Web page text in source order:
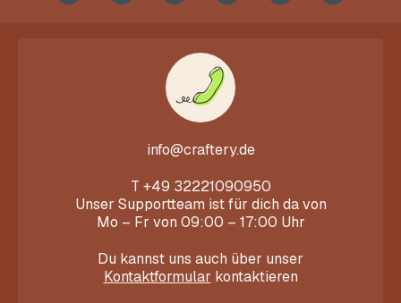
info@craftery.de
T +49 32221090950
Unser Supportteam ist für dich da von
Mo – Fr von 09:00 – 17:00 Uhr
Du kannst uns auch über unser
Kontaktformular kontaktieren